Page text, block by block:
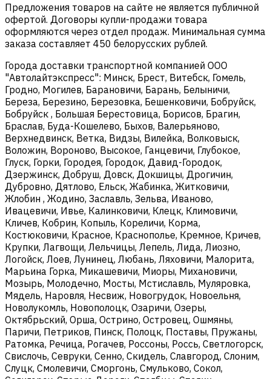
Предложения товаров на сайте не является публичной
офертой. Договоры купли-продажи товара
оформляются через отдел продаж. Минимальная сумма
заказа составляет 450 белорусских рублей.
Города доставки транспортной компанией ООО
"Автолайтэкспресс": Минск, Брест, Витебск, Гомель,
Гродно, Могилев, Барановичи, Барань, Белыничи,
Береза, Березино, Березовка, Бешенковичи, Бобруйск,
Бобруйск , Большая Берестовица, Борисов, Брагин,
Браслав, Буда-Кошелево, Быхов, Валерьяново,
Верхнедвинск, Ветка, Видзы, Вилейка, Волковыск,
Воложин, Вороново, Высокое, Ганцевичи, Глубокое,
Глуск, Горки, Городея, Городок, Давид-Городок,
Дзержинск, Добруш, Довск, Докшицы, Дрогичин,
Дубровно, Дятлово, Ельск, Жабинка, Житковичи,
Жлобин , Жодино, Заславль, Зельва, Иваново,
Ивацевичи, Ивье, Калинковичи, Клецк, Климовичи,
Кличев, Кобрин, Копыль, Кореличи, Корма,
Костюковичи, Красное, Краснополье, Кремное, Кричев,
Крупки, Лагвощи, Лельчицы, Лепель, Лида, Лиозно,
Логойск, Лоев, Лунинец, Любань, Ляховичи, Малорита,
Марьина Горка, Микашевичи, Миоры, Михановичи,
Мозырь, Молодечно, Мосты, Мстиславль, Муляровка,
Мядель, Наровля, Несвиж, Новогрудок, Новоельня,
Новолукомль, Новополоцк, Озаричи, Озеры,
Октябрьский, Орша, Острино, Островец, Ошмяны,
Паричи, Петриков, Пинск, Полоцк, Поставы, Пружаны,
Ратомка, Речица, Рогачев, Россоны, Россь, Светлогорск,
Свислочь, Севруки, Сенно, Скидель, Славгород, Слоним,
Слуцк, Смолевичи, Сморгонь, Смульково, Сокол,